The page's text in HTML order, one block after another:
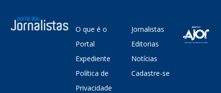
O que é o
Portal
Expediente
Política de
Privacidade
Jornalistas
Editorias
Notícias
Cadastre-se